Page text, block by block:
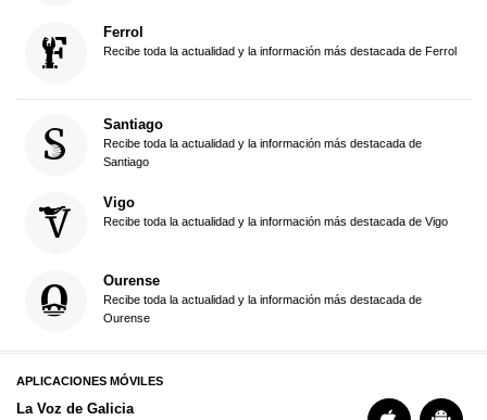
Ferrol
Recibe toda la actualidad y la información más destacada de Ferrol
Santiago
Recibe toda la actualidad y la información más destacada de
Santiago
Vigo
Recibe toda la actualidad y la información más destacada de Vigo
Ourense
Recibe toda la actualidad y la información más destacada de
Ourense
APLICACIONES MÓVILES
La Voz de Galicia